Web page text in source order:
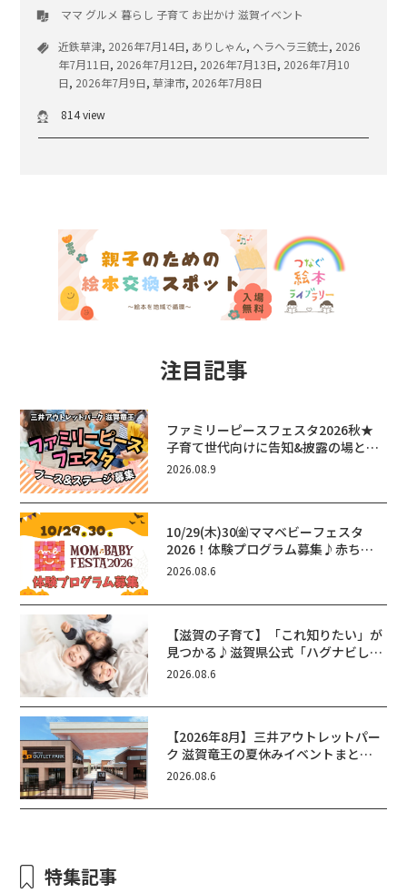
ママ グルメ 暮らし 子育て お出かけ 滋賀イベント
近鉄草津, 2026年7月14日, ありしゃん, ヘラヘラ三銃士, 2026
年7月11日, 2026年7月12日, 2026年7月13日, 2026年7月10
日, 2026年7月9日,草津市, 2026年7月8日
814 view
注目記事
ファミリーピースフェスタ2026秋★
子育て世代向けに告知&披露の場とし
て♪ステージ又はブース出店しません
2026.08.9
10/29(木)30㈮ママベビーフェスタ
2026！体験プログラム募集♪赤ちゃ
ん向けイベントに出演しませんか？
2026.08.6
【滋賀の子育て】「これ知りたい」が
見つかる♪滋賀県公式「ハグナビし
が」使ってる？おでかけ・制度・子育
2026.08.6
【2026年8月】三井アウトレットパー
ク 滋賀竜王の夏休みイベントまと
め！びしょぬれ水あそび・激辛グル
ん！
2026.08.6
特集記事